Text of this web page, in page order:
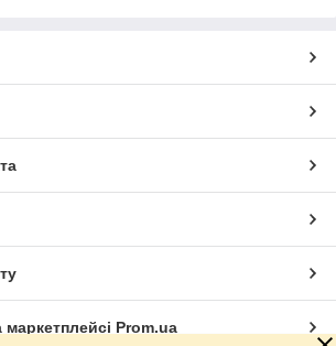
Prom.ua